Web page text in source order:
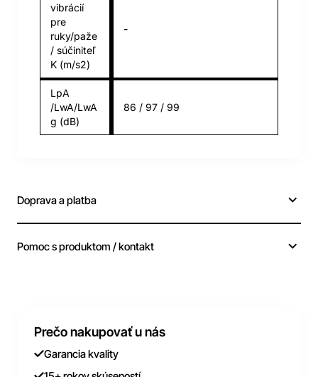
vibrácií
pre
ruky/paže
/ súčiniteľ
K (m/s2)
-
LpA
/LwA/LwA
g (dB)
86 / 97 / 99
Doprava a platba
Pomoc s produktom / kontakt
Prečo nakupovať u nás
Garancia kvality